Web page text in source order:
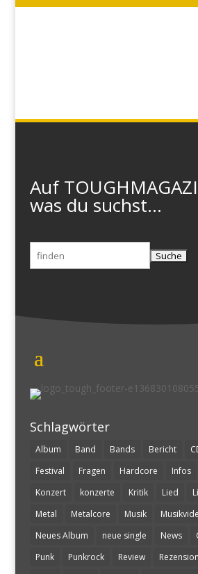
Auf
was du suchst...
Suchen
nach:
Schlagwörter
Album Band Bands Bericht
Festival
Fragen Hardcore Infos
Konzert
konzerte Kritik Lied
Metal
Metalcore Musik
Neues Album
neue single News
Punk
Punkrock Review Rezension